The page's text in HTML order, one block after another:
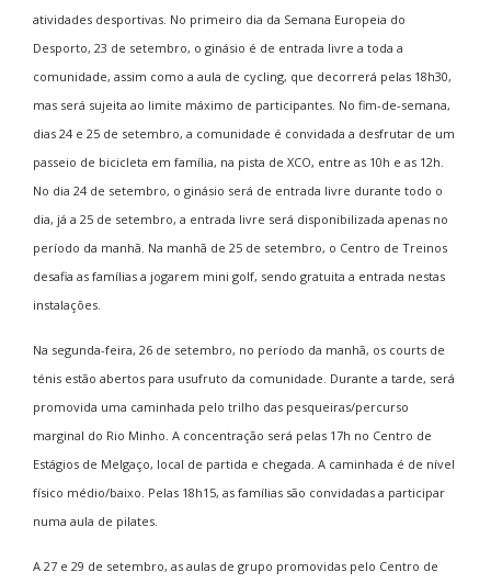
atividades desportivas. No primeiro dia da Semana Europeia do
Desporto, 23 de setembro, o ginásio é de entrada livre a toda a
comunidade, assim como a aula de cycling, que decorrerá pelas 18h30,
mas será sujeita ao limite máximo de participantes. No fim-de-semana,
dias 24 e 25 de setembro, a comunidade é convidada a desfrutar de um
passeio de bicicleta em família, na pista de XCO, entre as 10h e as 12h.
No dia 24 de setembro, o ginásio será de entrada livre durante todo o
dia, já a 25 de setembro, a entrada livre será disponibilizada apenas no
período da manhã. Na manhã de 25 de setembro, o Centro de Treinos
desafia as famílias a jogarem mini golf, sendo gratuita a entrada nestas
instalações.
Na segunda-feira, 26 de setembro, no período da manhã, os courts de
ténis estão abertos para usufruto da comunidade. Durante a tarde, será
promovida uma caminhada pelo trilho das pesqueiras/percurso
marginal do Rio Minho. A concentração será pelas 17h no Centro de
Estágios de Melgaço, local de partida e chegada. A caminhada é de nível
físico médio/baixo. Pelas 18h15, as famílias são convidadas a participar
numa aula de pilates.
A 27 e 29 de setembro, as aulas de grupo promovidas pelo Centro de